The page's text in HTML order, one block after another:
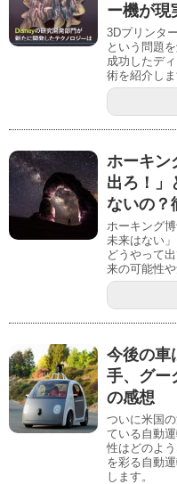
ー機が現
3Dプリンタ
という問題
成功したデ
術を紹介しま
ホーキン
出ろ！」
ないの？
ホーキング
未来はない
どうやって
来の可能性
今後の車
手、グー
の感想
ついに米国
ている自動
性はどのよ
を彩る自動
します。